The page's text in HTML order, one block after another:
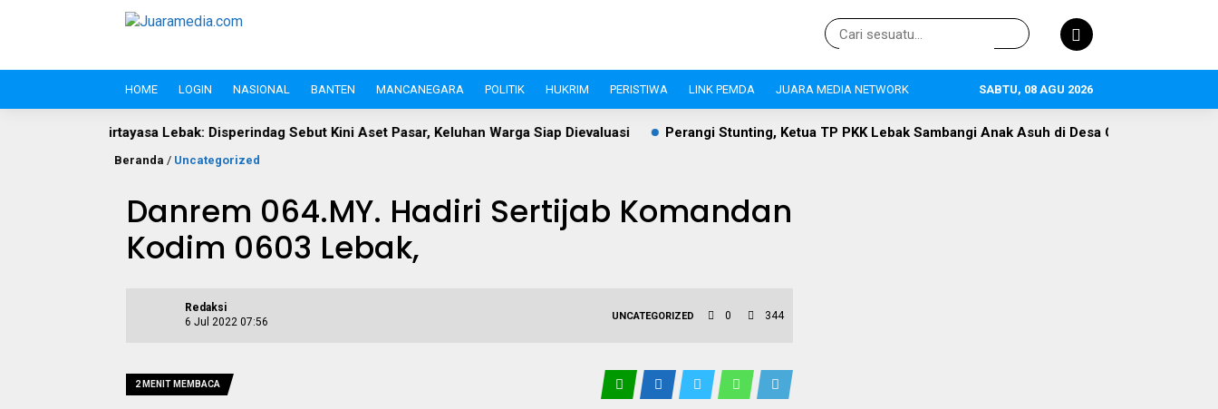
HOME LOGIN NASIONAL BANTEN MANCANEGARA POLITIK HUKRIM PERISTIWA LINK PEMDA JUARA MEDIA NETWORK SABTU, 08 AGU 2026
Lebak: Disperindag Sebut Kini Aset Pasar, Keluhan Warga Siap Dievaluasi Perangi Stunting, Ketua TP PKK Lebak Sambangi Anak Asuh di Desa Curugpanjang Hak Publik vs
Beranda / Uncategorized
Danrem 064.MY. Hadiri Sertijab Komandan
Kodim 0603 Lebak,
Redaksi
6 Jul 2022 07:56
UNCATEGORIZED 0 344
2 MENIT MEMBACA